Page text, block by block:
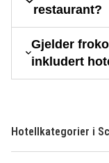
restaurant?
Gjelder
inkludert
Hotellkategorier i